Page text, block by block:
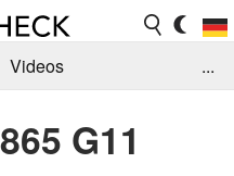
Videos
Jobs
...
G11